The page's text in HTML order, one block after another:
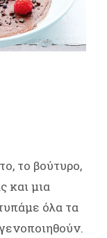
το βούτυρο,
και μια
όλα τα